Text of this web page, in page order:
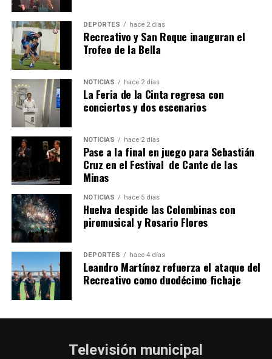
QUINTA CORRIDA DE LAS FIESTAS COLOMBINAS
2026
hace 6 días· Huelvatv
DEPORTES hace 2 días
Recreativo y San Roque inauguran el
Trofeo de la Bella
NOTICIAS hace 2 días
La Feria de la Cinta regresa con
conciertos y dos escenarios
NOTICIAS hace 2 días
Pase a la final en juego para Sebastián
Cruz en el Festival de Cante de las
Minas
NOTICIAS hace 5 días
Huelva despide las Colombinas con
piromusical y Rosario Flores
DEPORTES hace 4 días
Leandro Martínez refuerza el ataque del
Recreativo como duodécimo fichaje
Televisión municipal